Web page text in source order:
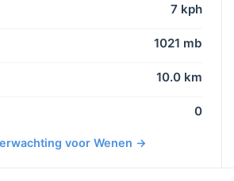
7 kph
1021 mb
10.0 km
0
voor Wenen →